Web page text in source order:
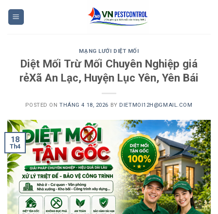
MẠNG LƯỚI DIỆT MỐI
Diệt Mối Trừ Mối Chuyên Nghiệp giá
rẻXã An Lạc, Huyện Lục Yên, Yên Bái
POSTED ONTHÁNG 4 18, 2026 BY DIETMOI12H@GMAIL.COM
18
Th4